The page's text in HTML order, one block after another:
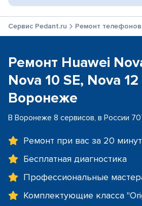
Сервис Pedant.ru Ремонт телефонов
Ремонт Huawei
Nova 10 SE, Nova 12
Воронеже
В Воронеже 8 сервисов, в России
Ремонт при вас за 20 минут
Бесплатная диагностика
Профессиональные
Комплектующие класса